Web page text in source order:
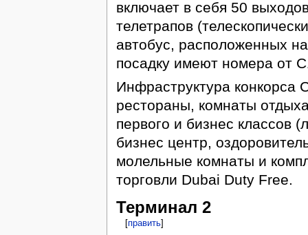
включает в себя 50
телетрапов
автобус, расположенных
посадку имеют номера от
Инфраструктура конкорса
рестораны, комнаты
первого и бизнес классов
бизнес центр,
молельные комнаты и
торговли Dubai Duty Free.
Терминал 2
[править]